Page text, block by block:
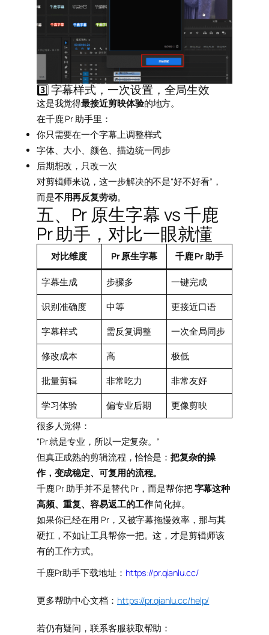
3️⃣ 字幕样式，一次设置，全局生效
这是我觉得最接近剪映体验的地方。
在千鹿 Pr 助手里：
你只需要在一个字幕上调整样式
字体、大小、颜色、描边统一同步
后期想改，只改一次
对剪辑师来说，这一步解决的不是“好不好看”，
而是不用再反复劳动。
五、Pr 原生字幕 vs 千鹿
Pr 助手，对比一眼就懂
对比维度 Pr 原生字幕 千鹿 Pr 助手
字幕生成 步骤多 一键完成
识别准确度 中等 更接近口语
字幕样式 需反复调整 一次全局同步
修改成本 高 极低
批量剪辑 非常吃力 非常友好
学习体验 偏专业后期
更像剪映
很多人觉得：
“Pr 就是专业，所以一定复杂。”
但真正成熟的剪辑流程，恰恰是：把复杂的操
作，变成稳定、可复用的流程。
千鹿 Pr 助手并不是替代 Pr，而是帮你把字幕这种
高频、重复、容易返工的工作简化掉。
如果你已经在用 Pr，又被字幕拖慢效率，那与其
硬扛，不如让工具帮你一把。这，才是剪辑师该
有的工作方式。
千鹿Pr助手下载地址： https://pr.qianlu.cc/
更多帮助中心文档： https://pr.qianlu.cc/help/
若仍有疑问，联系客服获取帮助：